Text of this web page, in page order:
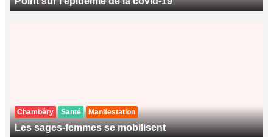
Chambéry Santé Manifestation
Les sages-femmes se mobilisent